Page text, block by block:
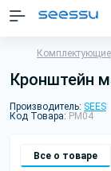
Комплектующие
Кронштейн
Производитель: SEES
Код Товара: PM04
Все о товаре